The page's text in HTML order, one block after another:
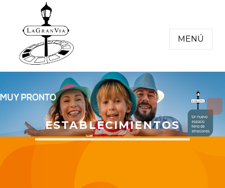
MENÚ
ESTABLECIMIENTOS